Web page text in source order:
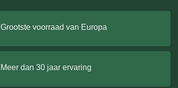
Grootste voorraad van Europa
Meer dan 30 jaar ervaring